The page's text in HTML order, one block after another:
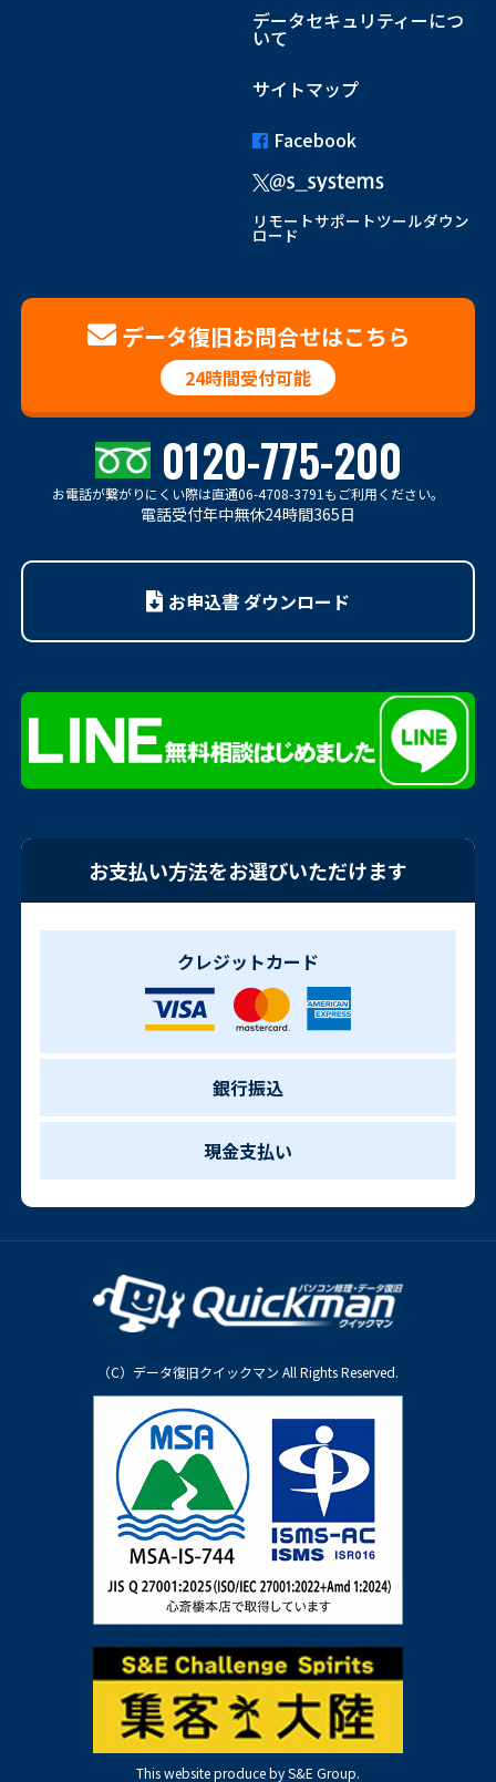
データセキュリティーにつ
いて
サイトマップ
Facebook
リモートサポートツールダウン
ロード
データ復旧お問合せはこちら
24時間受付可能
0120-775-200
お電話が繋がりにくい際は直通06-4708-3791もご利用ください。
電話受付年中無休24時間365日
お申込書 ダウンロード
お支払い方法をお選びいただけます
クレジットカード
銀行振込
現金支払い
（C）データ復旧クイックマン All Rights Reserved.
This website produce by S&E Group.